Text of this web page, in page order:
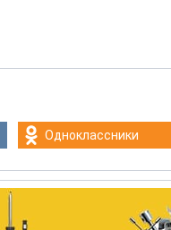
Одноклассники